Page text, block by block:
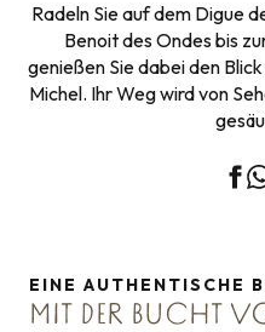
Radeln Sie auf dem Digue
Benoit des Ondes bis
genießen Sie dabei den
Michel. Ihr Weg wird von
EINE AUTHENTISCHE
MIT DER BUCHT